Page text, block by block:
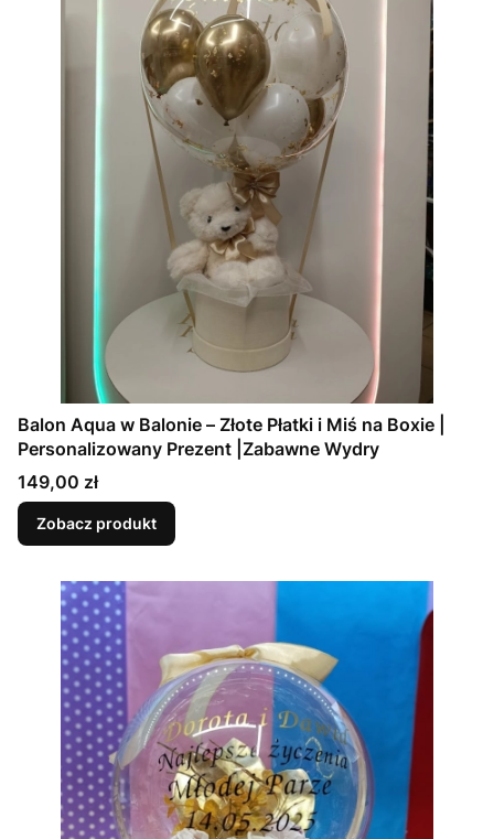
Balon Aqua w Balonie – Złote Płatki i Miś na Boxie |
Personalizowany Prezent |Zabawne Wydry
Cena
149,00 zł
Zobacz produkt